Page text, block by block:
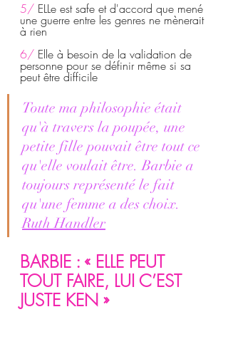
5/ ELLe est safe et d'accord que mené
une guerre entre les genres ne mènerait
à rien
6/ Elle à besoin de la validation de
personne pour se définir même si sa
peut être difficile
Toute ma philosophie était
qu'à travers la poupée, une
petite fille pouvait être tout ce
qu'elle voulait être. Barbie a
toujours représenté le fait
qu'une femme a des choix.
Ruth Handler
BARBIE : « ELLE PEUT
TOUT FAIRE, LUI C’EST
JUSTE KEN »